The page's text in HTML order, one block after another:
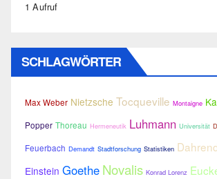
1 Aufruf
SCHLAGWÖRTER
Max Weber Nietzsche Tocqueville Montaigne
Popper Thoreau Hermeneutik Luhmann Universität
Feuerbach Demandt Stadtforschung Statistiken
Einstein Goethe Novalis Konrad Lorenz